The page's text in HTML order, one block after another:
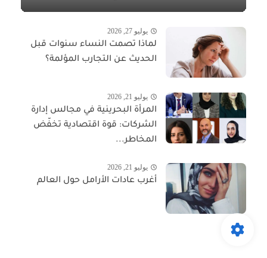
يوليو 27, 2026
لماذا تصمت النساء سنوات قبل
الحديث عن التجارب المؤلمة؟
يوليو 21, 2026
المرأة البحرينية في مجالس إدارة
الشركات: قوة اقتصادية تخفّض
المخاطر...
يوليو 21, 2026
أغرب عادات الأرامل حول العالم